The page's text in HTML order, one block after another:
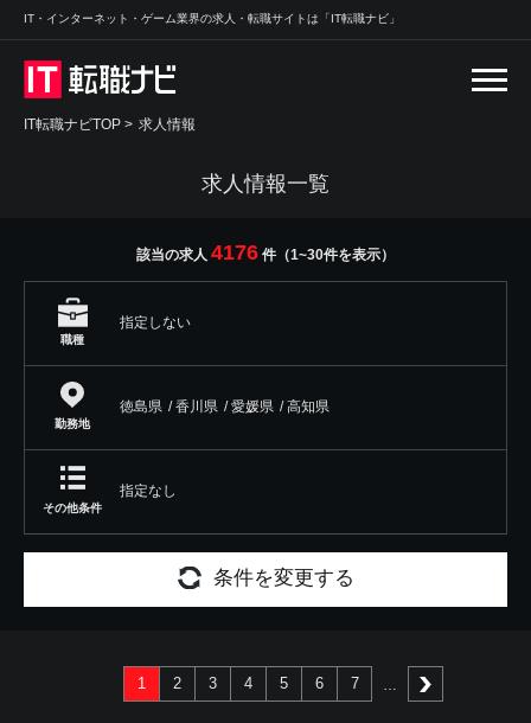
IT・インターネット・ゲーム業界の求人・転職サイトは「IT転職ナビ」
IT転職ナビTOP > 求人情報
求人情報一覧
該当の求人 4176 件（1~30件を表示）
職種
指定しない
勤務地
徳島県 / 香川県 / 愛媛県 / 高知県
その他条件
指定なし
条件を変更する
1 2 3 4 5 6 7